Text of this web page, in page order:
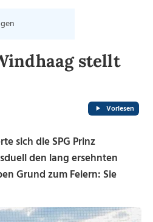
stellt
Vorlesen
sich die SPG Prinz
den lang ersehnten
Grund zum Feiern: Sie